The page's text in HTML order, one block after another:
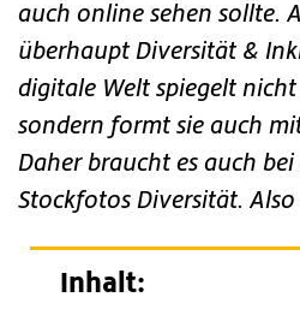
auch online sehen sollte.
überhaupt Diversität &
digitale Welt spiegelt
sondern formt sie auch
Daher braucht es auch
Stockfotos Diversität. Also
Inhalt: